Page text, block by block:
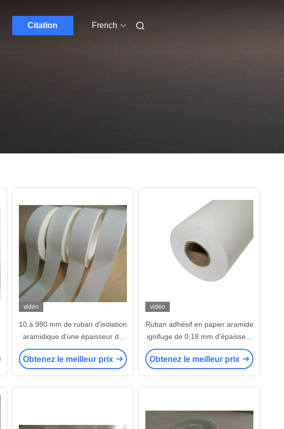
Citation French
vidéo
10 à 980 mm de ruban d'isolation
aramidique d'une épaisseur de
0,10 mm
Obtenez le meilleur prix
vidéo
Ruban adhésif en papier aramide
ignifuge de 0,18 mm d'épaisseur
avec adhésif acrylique
Obtenez le meilleur prix